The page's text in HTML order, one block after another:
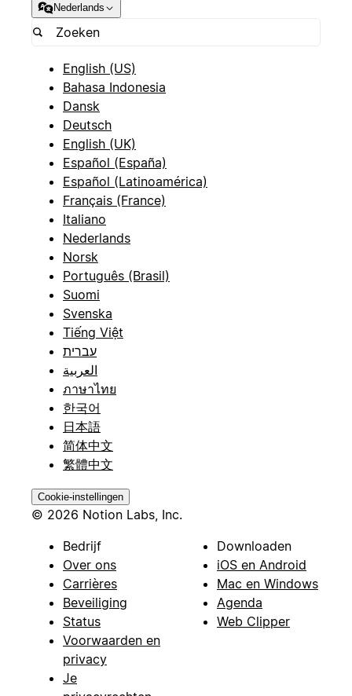
Nederlands
English (US)
Bahasa Indonesia
Dansk
Deutsch
English (UK)
Español (España)
Español (Latinoamérica)
Français (France)
Italiano
Nederlands
Norsk
Português (Brasil)
Suomi
Svenska
Tiếng Việt
עברית
العربية
ภาษาไทย
한국어
日本語
简体中文
繁體中文
Cookie-instellingen
© 2026 Notion Labs, Inc.
Bedrijf
Over ons
Carrières
Beveiliging
Status
Voorwaarden en
privacy
Je
Downloaden
iOS en Android
Mac en Windows
Agenda
Web Clipper